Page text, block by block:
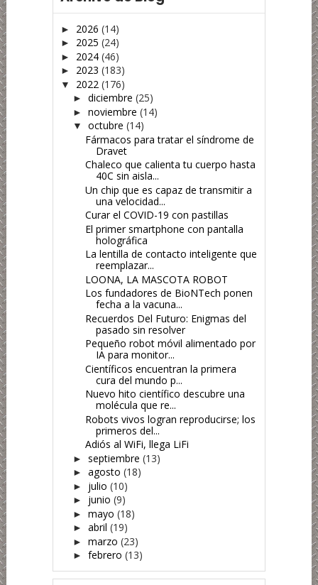
► 2026 (14)
► 2025 (24)
► 2024 (46)
► 2023 (183)
▼ 2022 (176)
► diciembre (25)
► noviembre (14)
▼ octubre (14)
Fármacos para tratar el síndrome de
Dravet
Chaleco que calienta tu cuerpo hasta
40C sin aisla...
Un chip que es capaz de transmitir a
una velocidad...
Curar el COVID-19 con pastillas
El primer smartphone con pantalla
holográfica
La lentilla de contacto inteligente que
reemplazar...
LOONA, LA MASCOTA ROBOT
Los fundadores de BioNTech ponen
fecha a la vacuna...
Recuerdos Del Futuro: Enigmas del
pasado sin resolver
Pequeño robot móvil alimentado por
IA para monitor...
Científicos encuentran la primera
cura del mundo p...
Nuevo hito científico descubre una
molécula que re...
Robots vivos logran reproducirse; los
primeros del...
Adiós al WiFi, llega LiFi
► septiembre (13)
► agosto (18)
► julio (10)
► junio (9)
► mayo (18)
► abril (19)
► marzo (23)
► febrero (13)